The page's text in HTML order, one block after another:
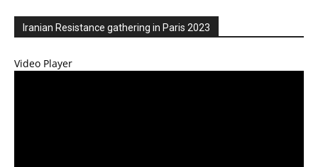
Iranian Resistance gathering in Paris 2023
Video Player